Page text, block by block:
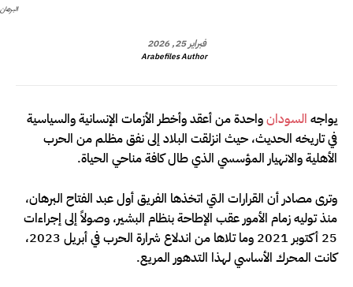
البرهان
فبراير 25, 2026
Arabefiles Author
يواجه السودانواحدة من أعقد وأخطر الأزمات الإنسانية والسياسية
في تاريخه الحديث، حيث انزلقت البلاد إلى نفق مظلم من الحرب
الأهلية والانهيار المؤسسي الذي طال كافة مناحي الحياة.
وترى مصادر أن القرارات التي اتخذها الفريق أول عبد الفتاح البرهان،
منذ توليه زمام الأمور عقب الإطاحة بنظام البشير، وصولاً إلى إجراءات
25 أكتوبر 2021 وما تلاها من اندلاع شرارة الحرب في أبريل 2023،
كانت المحرك الأساسي لهذا التدهور المريع.